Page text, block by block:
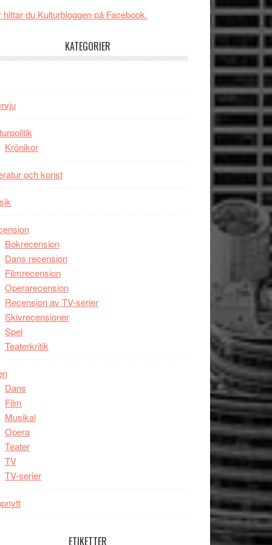
människans
imponerande
skådespelare
hittar du Kulturbloggen på Facebook.
KATEGORIER
Krönikor
och konst
Bokrecension
Dans recension
Filmrecension
Operarecension
Recension av TV-serier
Skivrecensioner
Spel
Teaterkritik
Dans
Film
Musikal
Opera
Teater
TV
TV-serier
ETIKETTER